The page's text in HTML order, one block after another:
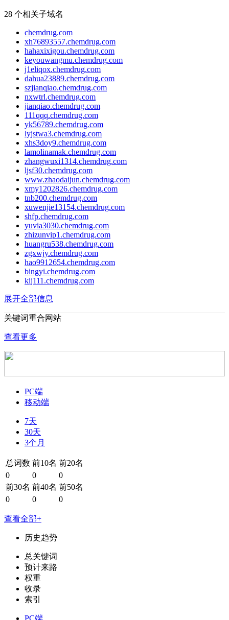
28 个相关子域名
chemdrug.com
xh76893557.chemdrug.com
hahaxixigou.chemdrug.com
keyouwangmu.chemdrug.com
j1eliqox.chemdrug.com
dahua23889.chemdrug.com
szjianqiao.chemdrug.com
nxwtrl.chemdrug.com
jianqiao.chemdrug.com
111qqq.chemdrug.com
yk56789.chemdrug.com
lyjstwa3.chemdrug.com
xhs3doy9.chemdrug.com
lamolinamak.chemdrug.com
zhangwuxi1314.chemdrug.com
ljsf30.chemdrug.com
www.zhaodaijun.chemdrug.com
xmy1202826.chemdrug.com
tnb200.chemdrug.com
xuwenjie13154.chemdrug.com
shfp.chemdrug.com
yuvia3030.chemdrug.com
zhizunvip1.chemdrug.com
huangru538.chemdrug.com
zgxwjy.chemdrug.com
hao9912654.chemdrug.com
bingyi.chemdrug.com
kij111.chemdrug.com
展开全部信息
关键词重合网站
查看更多
PC端
移动端
7天
30天
3个月
总词数 前10名 前20名
0
0
0
前30名 前40名 前50名
0
0 0
查看全部+
历史趋势
总关键词
预计来路
权重
收录
索引
PC端